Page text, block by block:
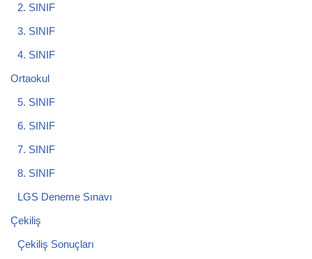
2. SINIF
3. SINIF
4. SINIF
Ortaokul
5. SINIF
6. SINIF
7. SINIF
8. SINIF
LGS Deneme Sınavı
Çekiliş
Çekiliş Sonuçları